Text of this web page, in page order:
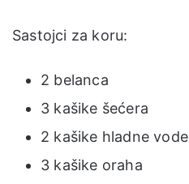
Sastojci za koru:
2 belanca
3 kašike šećera
2 kašike hladne vode
3 kašike oraha